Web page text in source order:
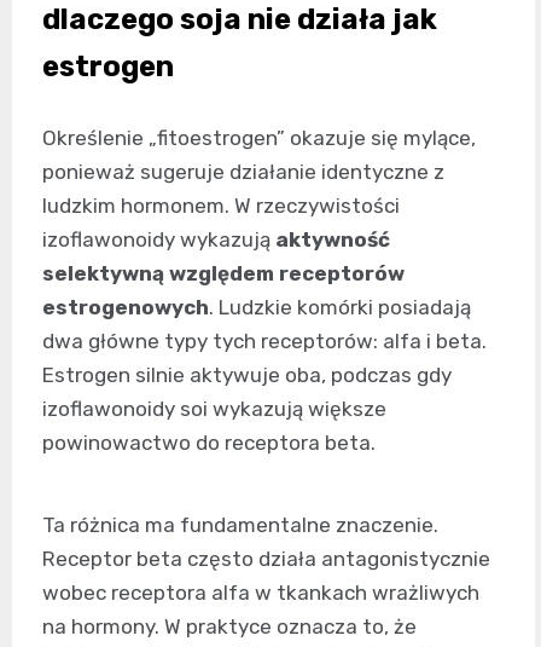
dlaczego soja nie działa jak
estrogen
Określenie „fitoestrogen” okazuje się mylące,
ponieważ sugeruje działanie identyczne z
ludzkim hormonem. W rzeczywistości
izoflawonoidy wykazują aktywność
selektywną względem receptorów
estrogenowych. Ludzkie komórki posiadają
dwa główne typy tych receptorów: alfa i beta.
Estrogen silnie aktywuje oba, podczas gdy
izoflawonoidy soi wykazują większe
powinowactwo do receptora beta.
Ta różnica ma fundamentalne znaczenie.
Receptor beta często działa antagonistycznie
wobec receptora alfa w tkankach wrażliwych
na hormony. W praktyce oznacza to, że